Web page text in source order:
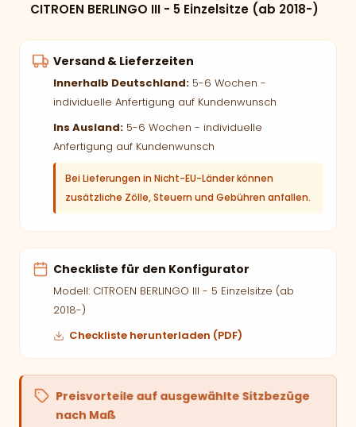
CITROEN BERLINGO III - 5 Einzelsitze (ab 2018-)
Versand & Lieferzeiten
Innerhalb Deutschland: 5-6 Wochen -
individuelle Anfertigung auf Kundenwunsch
Ins Ausland: 5-6 Wochen - individuelle
Anfertigung auf Kundenwunsch
Bei Lieferungen in Nicht-EU-Länder können
zusätzliche Zölle, Steuern und Gebühren anfallen.
Checkliste für den Konfigurator
Modell: CITROEN BERLINGO III - 5 Einzelsitze (ab
2018-)
Checkliste herunterladen (PDF)
Preisvorteile auf ausgewählte Sitzbezüge
nach Maß